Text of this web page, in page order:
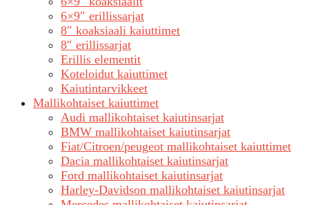
6×9″ erillissarjat
8″ koaksiaali kaiuttimet
8″ erillissarjat
Erillis elementit
Koteloidut kaiuttimet
Kaiutintarvikkeet
Mallikohtaiset kaiuttimet
Audi mallikohtaiset kaiutinsarjat
BMW mallikohtaiset kaiutinsarjat
Fiat/Citroen/peugeot mallikohtaiset kaiuttimet
Dacia mallikohtaiset kaiutinsarjat
Ford mallikohtaiset kaiutinsarjat
Harley-Davidson mallikohtaiset kaiutinsarjat